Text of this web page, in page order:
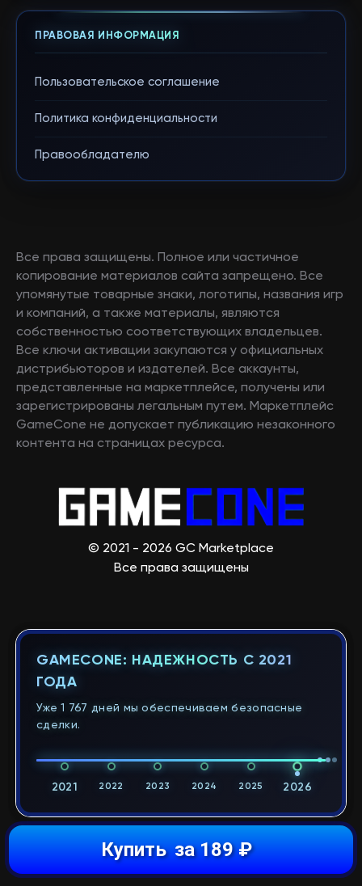
Купить за 189 ₽
ПРАВОВАЯ ИНФОРМАЦИЯ
Пользовательское соглашение
Политика конфиденциальности
Правообладателю
Все права защищены. Полное или частичное
копирование материалов сайта запрещено. Все
упомянутые товарные знаки, логотипы, названия игр
и компаний, а также материалы, являются
собственностью соответствующих владельцев.
Все ключи активации закупаются у официальных
дистрибьюторов и издателей. Все аккаунты,
представленные на маркетплейсе, получены или
зарегистрированы легальным путем. Маркетплейс
GameCone не допускает публикацию незаконного
контента на страницах ресурса.
© 2021 - 2026 GC Marketplace
Все права защищены
GAMECONE: НАДЕЖНОСТЬ С 2021
ГОДА
Уже 1 767 дней мы обеспечиваем безопасные
сделки.
2021 2022 2023 2024 2025 2026